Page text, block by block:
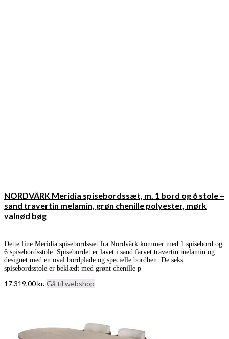
NORDVÄRK Meridia spisebordssæt, m. 1 bord og 6 stole –
sand travertin melamin, grøn chenille polyester, mørk
valnød bøg
Dette fine Meridia spisebordssæt fra Nordvärk kommer med 1 spisebord og
6 spisebordsstole. Spisebordet er lavet i sand farvet travertin melamin og
designet med en oval bordplade og specielle bordben. De seks
spisebordsstole er beklædt med grønt chenille p
17.319,00kr. Gå til webshop